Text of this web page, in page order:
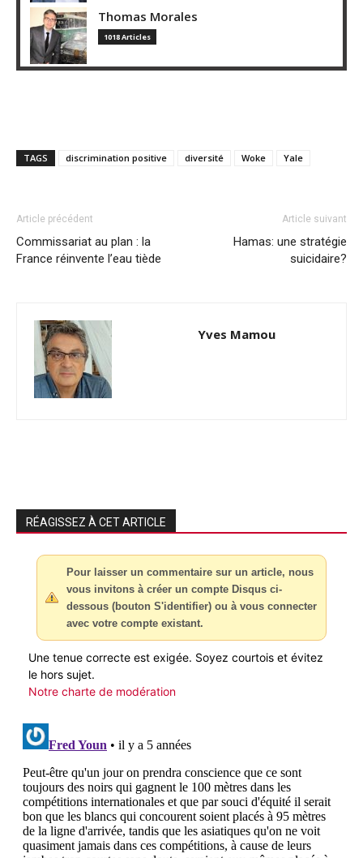
Thomas Morales
1018 Articles
TAGS discrimination positive diversité Woke Yale
Article précédent
Commissariat au plan : la
France réinvente l’eau tiède
Article suivant
Hamas: une stratégie
suicidaire?
Yves Mamou
RÉAGISSEZ À CET ARTICLE
Pour laisser un commentaire sur un article, nous
vous invitons à créer un compte Disqus ci-
dessous (bouton S'identifier) ou à vous connecter
avec votre compte existant.
Une tenue correcte est exigée. Soyez courtois et évitez
le hors sujet.
Notre charte de modération